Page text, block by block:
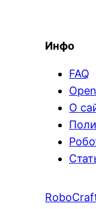
Инфо
FAQ
О